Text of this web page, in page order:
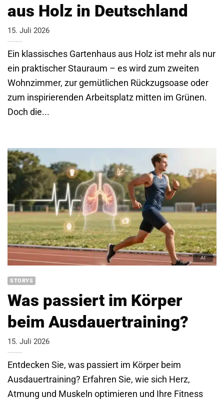
aus Holz in Deutschland
15. Juli 2026
Ein klassisches Gartenhaus aus Holz ist mehr als nur
ein praktischer Stauraum – es wird zum zweiten
Wohnzimmer, zur gemütlichen Rückzugsoase oder
zum inspirierenden Arbeitsplatz mitten im Grünen.
Doch die...
STORYS
Was passiert im Körper
beim Ausdauertraining?
15. Juli 2026
Entdecken Sie, was passiert im Körper beim
Ausdauertraining? Erfahren Sie, wie sich Herz,
Atmung und Muskeln optimieren und Ihre Fitness